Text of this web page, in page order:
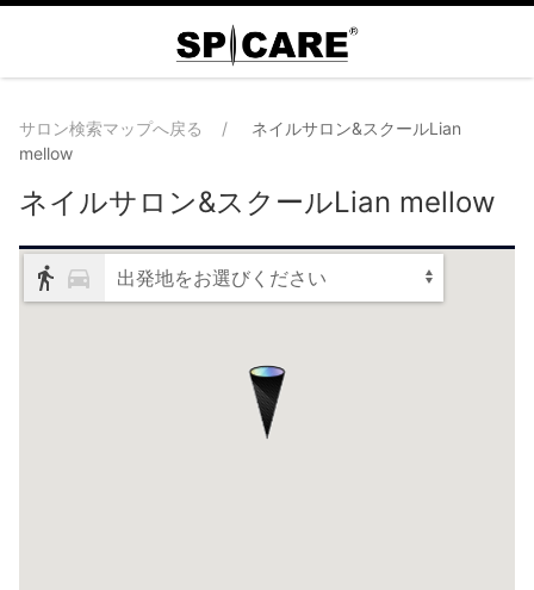
サロン検索マップへ戻る
ネイルサロン&スクールLian
mellow
ネイルサロン&スクールLian mellow
出発地をお選びください